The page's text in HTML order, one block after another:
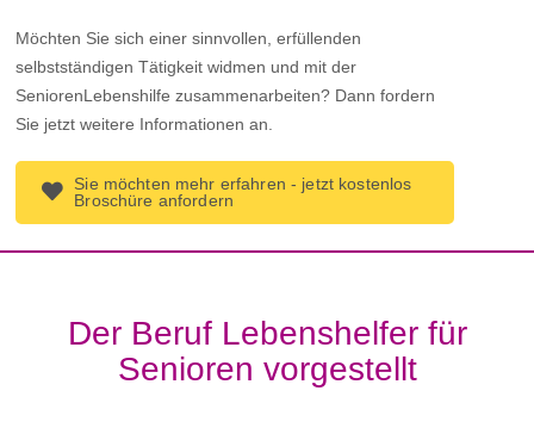
Möchten Sie sich einer sinnvollen, erfüllenden
selbstständigen Tätigkeit widmen und mit der
SeniorenLebenshilfe zusammenarbeiten? Dann fordern
Sie jetzt weitere Informationen an.
Sie möchten mehr erfahren - jetzt kostenlos
Broschüre anfordern
Der Beruf Lebenshelfer für
Senioren vorgestellt